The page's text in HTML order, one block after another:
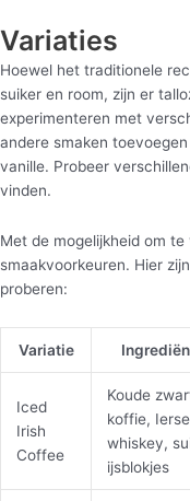
Variaties
Hoewel het traditionele
suiker en room, zijn er
experimenteren met
andere smaken
vanille. Probeer
vinden.
Met de mogelijkheid om
smaakvoorkeuren. Hier
proberen:
Variatie
Iced
Irish
Coffee
Koude
koffie, Ierse
whiskey,
ijsblokjes